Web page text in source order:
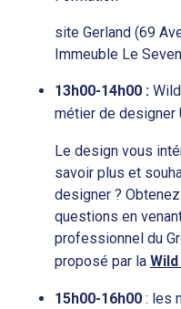
site Gerland (69
Immeuble Le
13h00-14h00 :
métier de designer
Le design vous
savoir plus et
designer ?
questions en
professionnel du
proposé par la
15h00-16h00 : les